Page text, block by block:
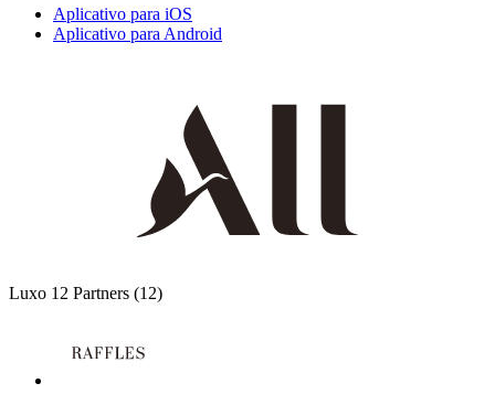
Aplicativo para iOS
Aplicativo para Android
Luxo 12 Partners (12)